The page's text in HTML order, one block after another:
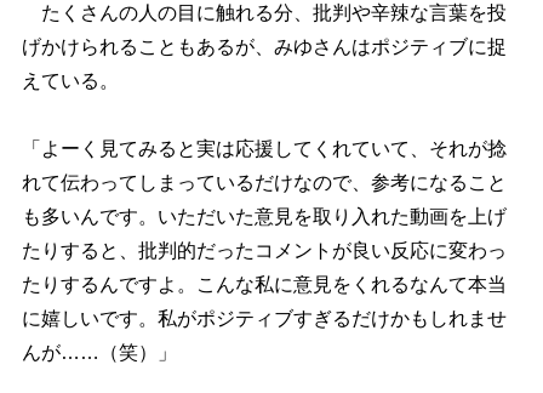
たくさんの人の目に触れる分、批判や辛辣な言葉を投
げかけられることもあるが、みゆさんはポジティブに捉
えている。
「よーく見てみると実は応援してくれていて、それが捻
れて伝わってしまっているだけなので、参考になること
も多いんです。いただいた意見を取り入れた動画を上げ
たりすると、批判的だったコメントが良い反応に変わっ
たりするんですよ。こんな私に意見をくれるなんて本当
に嬉しいです。私がポジティブすぎるだけかもしれませ
んが……（笑）」